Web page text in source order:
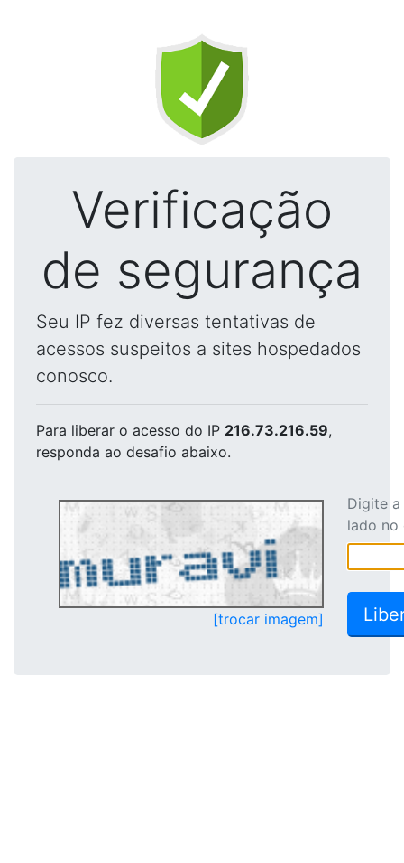
Verificação
de segurança
Seu IP fez diversas tentativas de
acessos suspeitos a sites hospedados
conosco.
Para liberar o acesso do IP 216.73.216.59,
responda ao desafio abaixo.
[trocar imagem]
Digite
lado no